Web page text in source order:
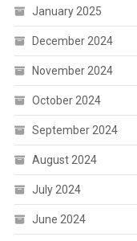
January 2025
December 2024
November 2024
October 2024
September 2024
August 2024
July 2024
June 2024